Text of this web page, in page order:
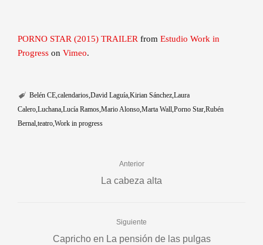
PORNO STAR (2015) TRAILER from Estudio Work in
Progress on Vimeo.
Belén CE calendarios David Laguía Kirian Sánchez Laura
Calero Luchana Lucía Ramos Mario Alonso Marta Wall Porno Star Rubén
Bernal teatro Work in progress
Anterior
La cabeza alta
Siguiente
Capricho en La pensión de las pulgas